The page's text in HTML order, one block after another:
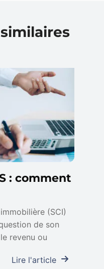
: comment
(SCI)
de son
revenu ou
Lire l'article